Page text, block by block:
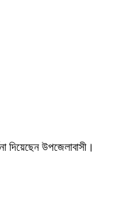
দিয়েছেন উপজেলাবাসী।